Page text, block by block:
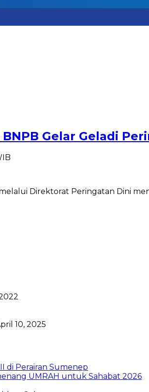
Gelar Geladi
Direktorat Peringatan Dini
10, 2025
di Perairan Sumenep
UMRAH untuk Sahabat 2026